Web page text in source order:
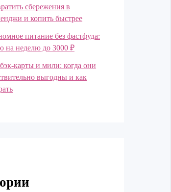
сбережения в
и копить быстрее
питание без фастфуда:
на неделю до 3000 ₽
карты и мили: когда они
выгодны и как